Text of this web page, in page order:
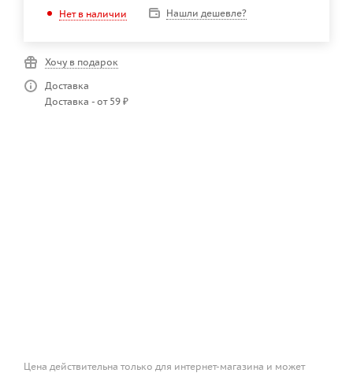
Нет в наличии Нашли дешевле?
Хочу в подарок
Доставка
Доставка - от 59 ₽
Цена действительна только для интернет-магазина и может